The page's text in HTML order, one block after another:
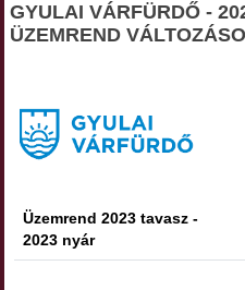
GYULAI VÁRFÜRDŐ -
ÜZEMREND
Üzemrend 2023 tavasz -
2023 nyár